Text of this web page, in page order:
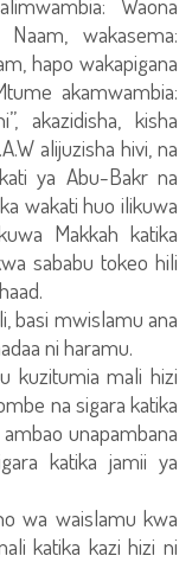
wakasema:
hapo wakapigana
akamwambia:
akazidisha, kisha
alijuzisha hivi, na
ya Abu-Bakr na
wakati huo ilikuwa
Makkah katika
sababu tokeo hili
basi mwislamu ana
ni haramu.
kuzitumia mali hizi
na sigara katika
unapambana
katika jamii ya
wa waislamu kwa
katika kazi hizi ni